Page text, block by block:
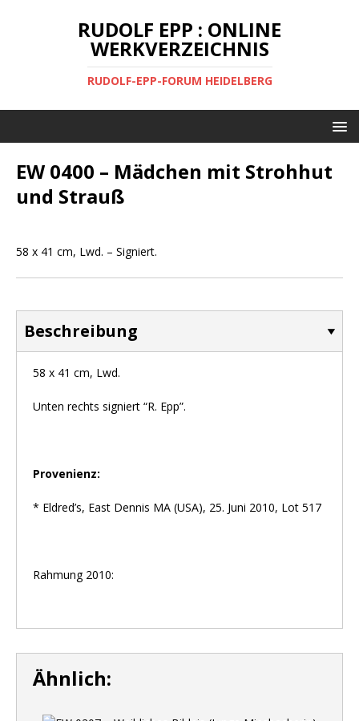
RUDOLF EPP : ONLINE
WERKVERZEICHNIS
RUDOLF-EPP-FORUM HEIDELBERG
EW 0400 – Mädchen mit Strohhut
und Strauß
58 x 41 cm, Lwd. – Signiert.
Beschreibung
58 x 41 cm, Lwd.
Unten rechts signiert “R. Epp”.
Provenienz:
* Eldred’s, East Dennis MA (USA), 25. Juni 2010, Lot 517
Rahmung 2010:
Ähnlich: